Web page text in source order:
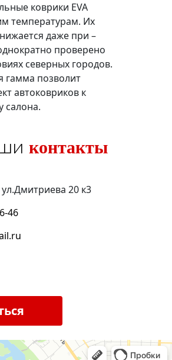
коврики EVA
температурам. Их
даже при –
проверено
северных городов.
гамма позволит
автоковриков к
салона.
контакты
20 к3
46